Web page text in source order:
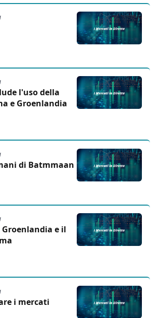
l'uso della
e Groenlandia
di Batmmaan
e il
i mercati